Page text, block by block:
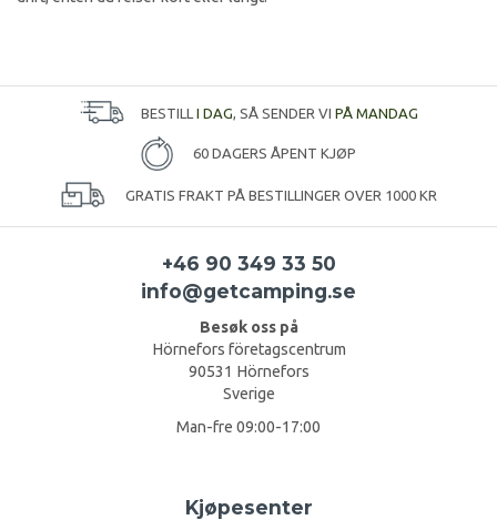
BESTILL I DAG , SÅ SENDER VI PÅ MANDAG
60 DAGERS ÅPENT KJØP
GRATIS FRAKT PÅ BESTILLINGER OVER 1000 KR
+46 90 349 33 50
info@getcamping.se
Besøk oss på
Hörnefors företagscentrum
90531 Hörnefors
Sverige
Man-fre 09:00-17:00
Kjøpesenter